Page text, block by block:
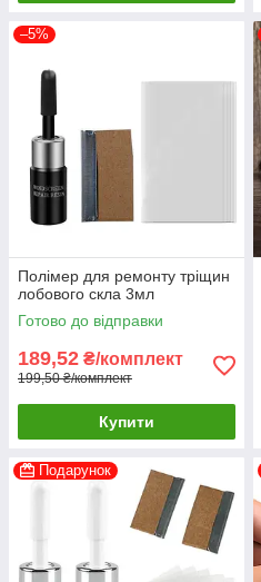
–5%
Полімер для ремонту тріщин
лобового скла 3мл
Готово до відправки
189,52 ₴/комплект
199,50 ₴/комплект
Купити
Подарунок